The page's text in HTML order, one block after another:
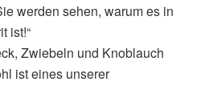
werden sehen, warum es in
ist!“
Zwiebeln und Knoblauch
ist eines unserer